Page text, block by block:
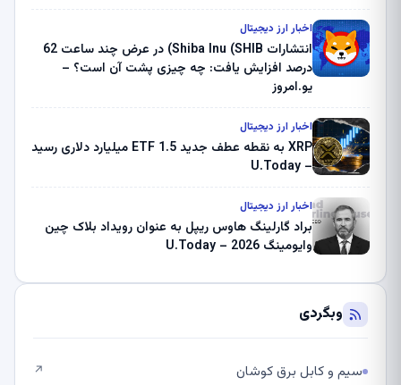
ثبت کرد – گزارش کریپتو صبح – U.Today
اخبار ارز دیجیتال
انتشارات Shiba Inu (SHIB) در عرض چند ساعت 62
درصد افزایش یافت: چه چیزی پشت آن است؟ –
یو.امروز
اخبار ارز دیجیتال
XRP به نقطه عطف جدید ETF 1.5 میلیارد دلاری رسید
– U.Today
اخبار ارز دیجیتال
براد گارلینگ هاوس ریپل به عنوان رویداد بلاک چین
وایومینگ 2026 – U.Today
وبگردی
سیم و کابل برق کوشان ↗